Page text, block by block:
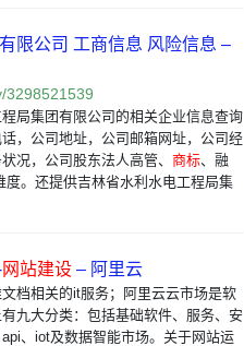
限公司 工商信息 风险信息 –
3298521539
局集团有限公司的相关企业信息查询
，公司地址，公司邮箱网址，公司经
况，公司股东法人高管、 商标、融
。还提供吉林省水利水电工程局集
网站建设 – 阿里云
档相关的it服务；阿里云云市场是软
九大分类：包括基础软件、服务、安
、iot及数据智能市场。关于网站运